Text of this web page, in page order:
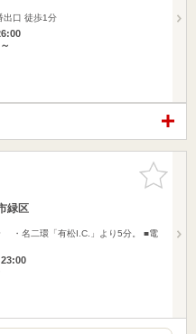
出口 徒歩1分
お気に入
りに追加
緑区
・名二環「有松I.C.」より5分。 ■電